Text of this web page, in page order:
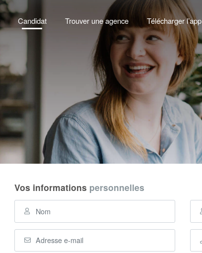
Candidat Trouver une agence Télécharger l’app
Vos informations personnelles